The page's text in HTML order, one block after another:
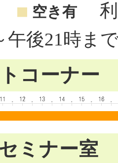
空き有
利
午後21時ま
コーナー
ミナー室